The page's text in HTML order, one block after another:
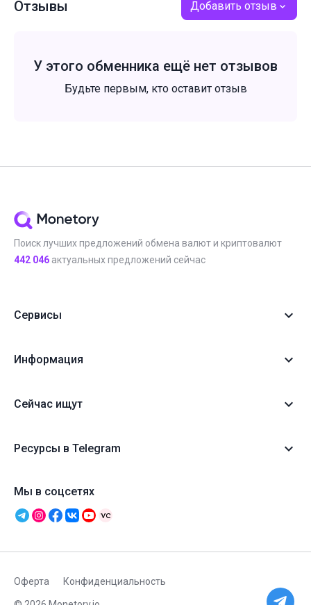
Отзывы Добавить отзыв
У этого обменника ещё нет отзывов
Будьте первым, кто оставит отзыв
Поиск лучших предложений обмена валют и криптовалют
442 046 актуальных предложений сейчас
Сервисы
Информация
Сейчас ищут
Ресурсы в Telegram
Мы в соцсетях
Оферта Конфиденциальность